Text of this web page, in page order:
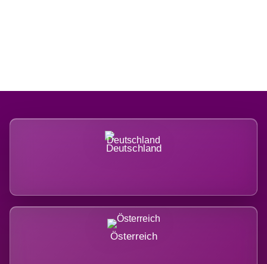
Deutschland
Österreich